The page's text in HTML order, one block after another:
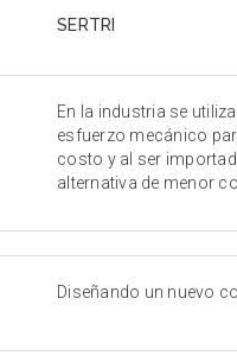
SERTRI
En la industria se
esfuerzo mecánico
costo y al ser
alternativa de menor
Diseñando un nuevo